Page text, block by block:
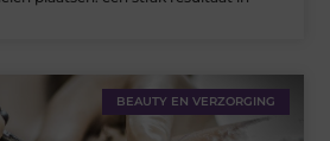
BEAUTY EN VERZORGING